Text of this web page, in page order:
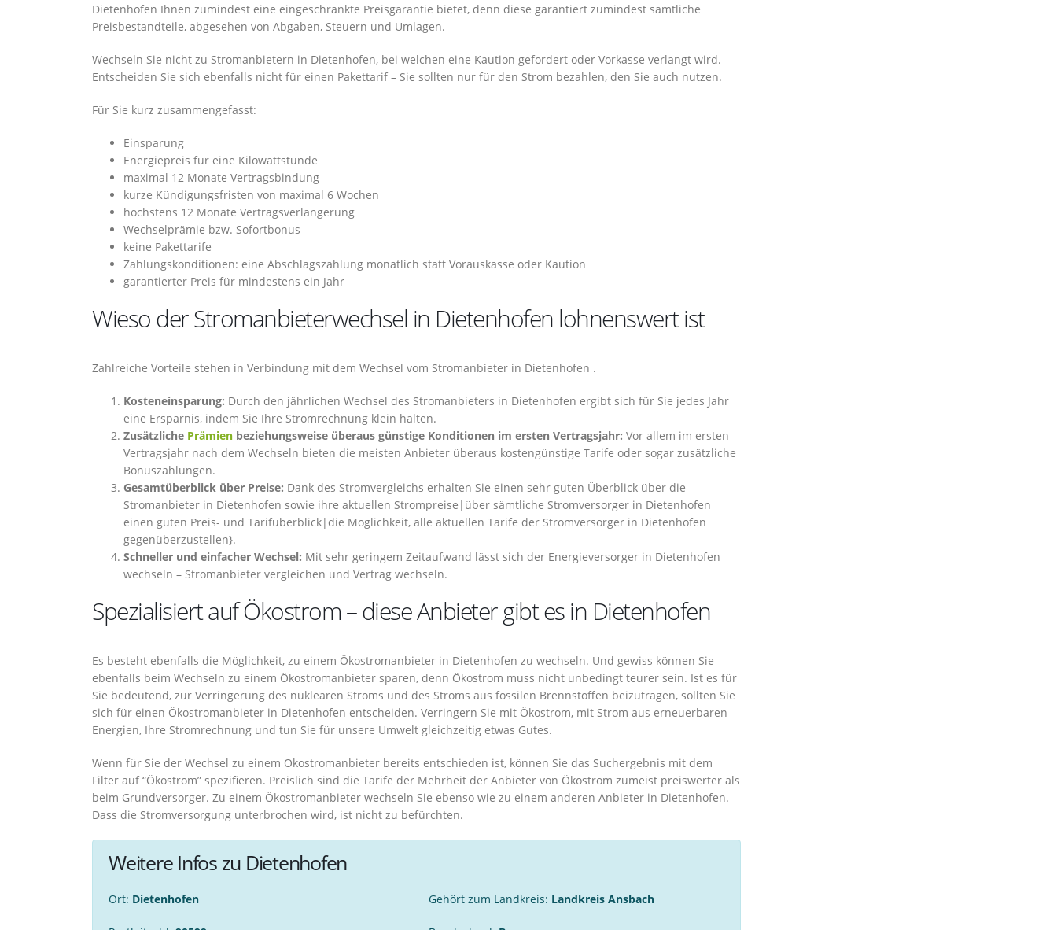
Dietenhofen Ihnen zumindest eine eingeschränkte Preisgarantie bietet, denn diese garantiert zumindest sämtliche
Preisbestandteile, abgesehen von Abgaben, Steuern und Umlagen.
Wechseln Sie nicht zu Stromanbietern in Dietenhofen, bei welchen eine Kaution gefordert oder Vorkasse verlangt wird.
Entscheiden Sie sich ebenfalls nicht für einen Pakettarif – Sie sollten nur für den Strom bezahlen, den Sie auch nutzen.
Für Sie kurz zusammengefasst:
Einsparung
Energiepreis für eine Kilowattstunde
maximal 12 Monate Vertragsbindung
kurze Kündigungsfristen von maximal 6 Wochen
höchstens 12 Monate Vertragsverlängerung
Wechselprämie bzw. Sofortbonus
keine Pakettarife
Zahlungskonditionen: eine Abschlagszahlung monatlich statt Vorauskasse oder Kaution
garantierter Preis für mindestens ein Jahr
Wieso der Stromanbieterwechsel in Dietenhofen lohnenswert ist
Zahlreiche Vorteile stehen in Verbindung mit dem Wechsel vom Stromanbieter in Dietenhofen .
Kosteneinsparung: Durch den jährlichen Wechsel des Stromanbieters in Dietenhofen ergibt sich für Sie jedes Jahr
eine Ersparnis, indem Sie Ihre Stromrechnung klein halten.
Zusätzliche Prämien beziehungsweise überaus günstige Konditionen im ersten Vertragsjahr: Vor allem im ersten
Vertragsjahr nach dem Wechseln bieten die meisten Anbieter überaus kostengünstige Tarife oder sogar zusätzliche
Bonuszahlungen.
Gesamtüberblick über Preise: Dank des Stromvergleichs erhalten Sie einen sehr guten Überblick über die
Stromanbieter in Dietenhofen sowie ihre aktuellen Strompreise|über sämtliche Stromversorger in Dietenhofen
einen guten Preis- und Tarifüberblick|die Möglichkeit, alle aktuellen Tarife der Stromversorger in Dietenhofen
gegenüberzustellen}.
Schneller und einfacher Wechsel: Mit sehr geringem Zeitaufwand lässt sich der Energieversorger in Dietenhofen
wechseln – Stromanbieter vergleichen und Vertrag wechseln.
Spezialisiert auf Ökostrom – diese Anbieter gibt es in Dietenhofen
Es besteht ebenfalls die Möglichkeit, zu einem Ökostromanbieter in Dietenhofen zu wechseln. Und gewiss können Sie
ebenfalls beim Wechseln zu einem Ökostromanbieter sparen, denn Ökostrom muss nicht unbedingt teurer sein. Ist es für
Sie bedeutend, zur Verringerung des nuklearen Stroms und des Stroms aus fossilen Brennstoffen beizutragen, sollten Sie
sich für einen Ökostromanbieter in Dietenhofen entscheiden. Verringern Sie mit Ökostrom, mit Strom aus erneuerbaren
Energien, Ihre Stromrechnung und tun Sie für unsere Umwelt gleichzeitig etwas Gutes.
Wenn für Sie der Wechsel zu einem Ökostromanbieter bereits entschieden ist, können Sie das Suchergebnis mit dem
Filter auf “Ökostrom” spezifieren. Preislich sind die Tarife der Mehrheit der Anbieter von Ökostrom zumeist preiswerter als
beim Grundversorger. Zu einem Ökostromanbieter wechseln Sie ebenso wie zu einem anderen Anbieter in Dietenhofen.
Dass die Stromversorgung unterbrochen wird, ist nicht zu befürchten.
Weitere Infos zu Dietenhofen
Ort: Dietenhofen Gehört zum Landkreis: Landkreis Ansbach